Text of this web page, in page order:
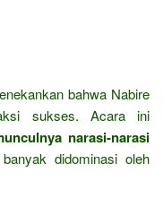
bahwa Nabire
sukses. Acara ini
narasi-narasi
didominasi oleh